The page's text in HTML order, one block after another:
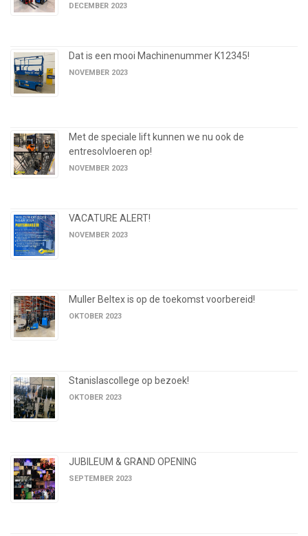
DECEMBER 2023
Dat is een mooi Machinenummer K12345!
NOVEMBER 2023
Met de speciale lift kunnen we nu ook de
entresolvloeren op!
NOVEMBER 2023
VACATURE ALERT!
NOVEMBER 2023
Muller Beltex is op de toekomst voorbereid!
OKTOBER 2023
Stanislascollege op bezoek!
OKTOBER 2023
JUBILEUM & GRAND OPENING
SEPTEMBER 2023